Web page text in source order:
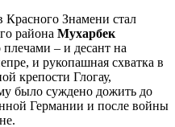
Знамени стал
района Мухарбек
плечами – и десант на
и рукопашная схватка в
крепости Глогау,
было суждено дожить до
Германии и после войны